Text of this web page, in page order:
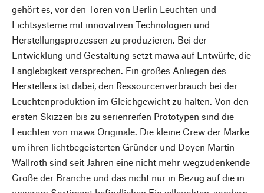
gehört es, vor den Toren von Berlin Leuchten und
Lichtsysteme mit innovativen Technologien und
Herstellungsprozessen zu produzieren. Bei der
Entwicklung und Gestaltung setzt mawa auf Entwürfe, die
Langlebigkeit versprechen. Ein großes Anliegen des
Herstellers ist dabei, den Ressourcenverbrauch bei der
Leuchtenproduktion im Gleichgewicht zu halten. Von den
ersten Skizzen bis zu serienreifen Prototypen sind die
Leuchten von mawa Originale. Die kleine Crew der Marke
um ihren lichtbegeisterten Gründer und Doyen Martin
Wallroth sind seit Jahren eine nicht mehr wegzudenkende
Größe der Branche und das nicht nur in Bezug auf die in